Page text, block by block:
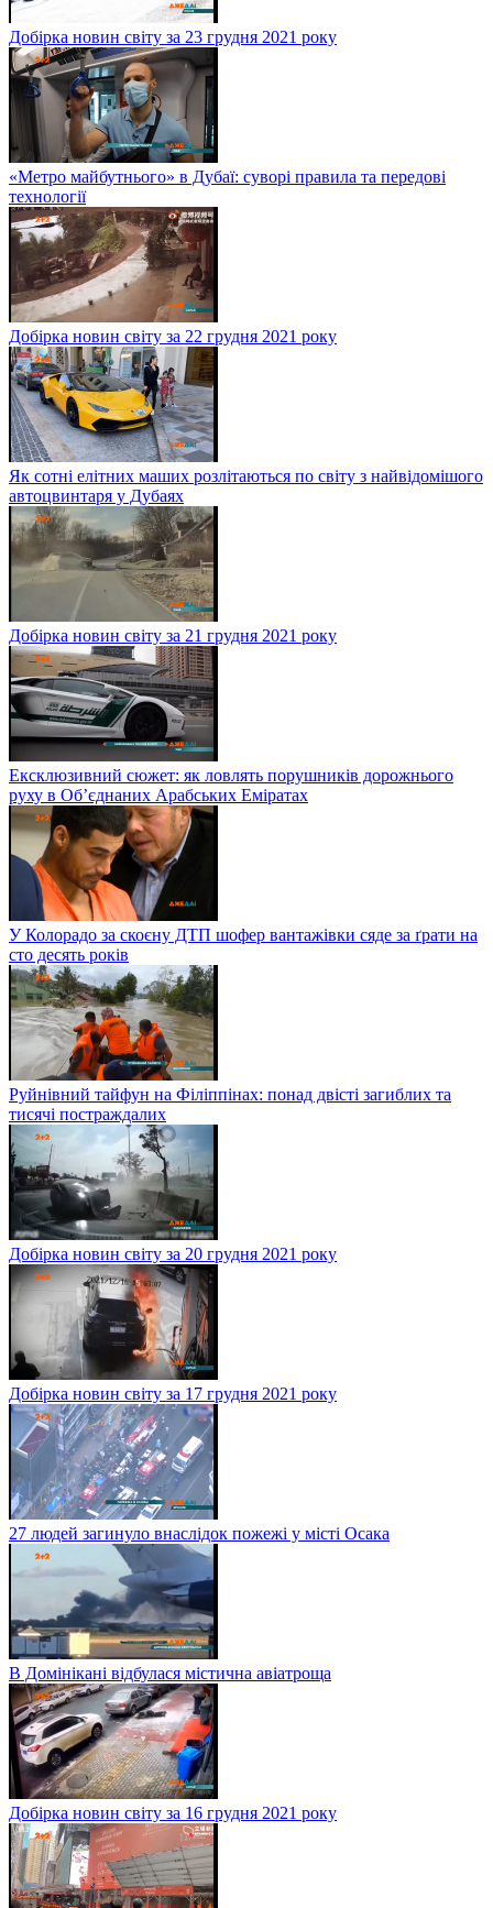
Добірка новин світу за 23 грудня 2021 року
«Метро майбутнього» в Дубаї: суворі правила та передові
технології
Добірка новин світу за 22 грудня 2021 року
Як сотні елітних маших розлітаються по світу з найвідомішого
автоцвинтаря у Дубаях
Добірка новин світу за 21 грудня 2021 року
Ексклюзивний сюжет: як ловлять порушників дорожнього
руху в Об’єднаних Арабських Еміратах
У Колорадо за скоєну ДТП шофер вантажівки сяде за ґрати на
сто десять років
Руйнівний тайфун на Філіппінах: понад двісті загиблих та
тисячі постраждалих
Добірка новин світу за 20 грудня 2021 року
Добірка новин світу за 17 грудня 2021 року
27 людей загинуло внаслідок пожежі у місті Осака
В Домінікані відбулася містична авіатроща
Добірка новин світу за 16 грудня 2021 року